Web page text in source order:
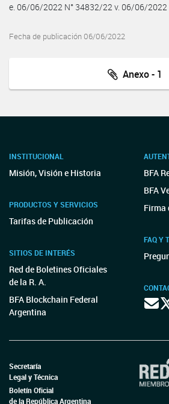
e. 06/06/2022 N° 34832/22 v. 06/06/2022
Fecha de publicación 06/06/2022
Anexo - 1
INSTITUCIONAL
Misión, Visión e Historia
PRODUCTOS Y SERVICIOS
Tarifas de Publicación
SITIOS DE INTERÉS
Red de Boletines Oficiales
de la R. A.
BFA Blockchain Federal
Argentina
BFA
BFA
Firma
FAQ Y
Secretaría
Legal y Técnica
Boletín Oficial
de la República Argentina